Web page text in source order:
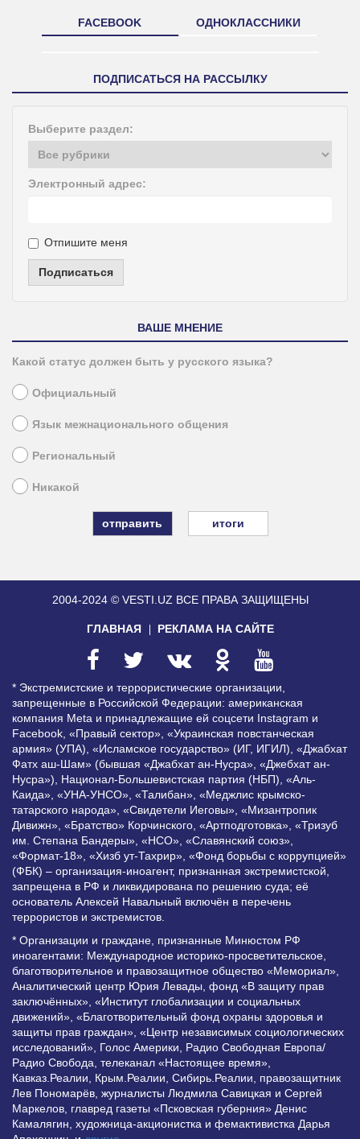
FACEBOOK ОДНОКЛАССНИКИ
ПОДПИСАТЬСЯ НА РАССЫЛКУ
Выберите раздел:
Электронный адрес:
Отпишите меня
Подписаться
ВАШЕ МНЕНИЕ
Какой статус должен быть у русского языка?
Официальный
Язык межнационального общения
Региональный
Никакой
итоги
2004-2024 © VESTI.UZ ВСЕ ПРАВА ЗАЩИЩЕНЫ
ГЛАВНАЯ РЕКЛАМА НА САЙТЕ
* Экстремистские и террористические организации,
запрещенные в Российской Федерации: американская
компания Meta и принадлежащие ей соцсети Instagram и
Facebook, «Правый сектор», «Украинская повстанческая
армия» (УПА), «Исламское государство» (ИГ, ИГИЛ), «Джабхат
Фатх аш-Шам» (бывшая «Джабхат ан-Нусра», «Джебхат ан-
Нусра»), Национал-Большевистская партия (НБП), «Аль-
Каида», «УНА-УНСО», «Талибан», «Меджлис крымско-
татарского народа», «Свидетели Иеговы», «Мизантропик
Дивижн», «Братство» Корчинского, «Артподготовка», «Тризуб
им. Степана Бандеры», «НСО», «Славянский союз»,
«Формат-18», «Хизб ут-Тахрир», «Фонд борьбы с коррупцией»
(ФБК) – организация-иноагент, признанная экстремистской,
запрещена в РФ и ликвидирована по решению суда; её
основатель Алексей Навальный включён в перечень
террористов и экстремистов.
* Организации и граждане, признанные Минюстом РФ
иноагентами: Международное историко-просветительское,
благотворительное и правозащитное общество «Мемориал»,
Аналитический центр Юрия Левады, фонд «В защиту прав
заключённых», «Институт глобализации и социальных
движений», «Благотворительный фонд охраны здоровья и
защиты прав граждан», «Центр независимых социологических
исследований», Голос Америки, Радио Свободная Европа/
Радио Свобода, телеканал «Настоящее время»,
Кавказ.Реалии, Крым.Реалии, Сибирь.Реалии, правозащитник
Лев Пономарёв, журналисты Людмила Савицкая и Сергей
Маркелов, главред газеты «Псковская губерния» Денис
Камалягин, художница-акционистка и фемактивистка Дарья